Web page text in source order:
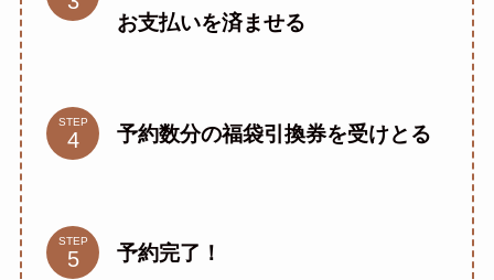
お支払いを済ませる
STEP
予約数分の福袋引換券を受けとる
STEP
予約完了！